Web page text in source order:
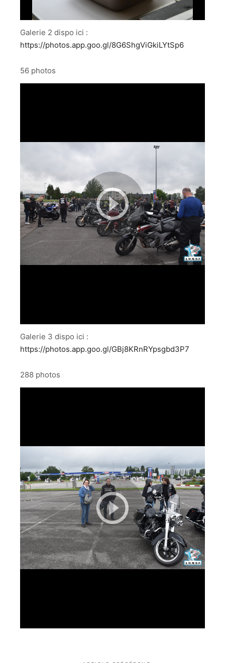
Galerie 2 dispo ici :
https://photos.app.goo.gl/8G6ShgViGkiLYtSp6
56 photos
Galerie 3 dispo ici :
https://photos.app.goo.gl/GBj8KRnRYpsgbd3P7
288 photos